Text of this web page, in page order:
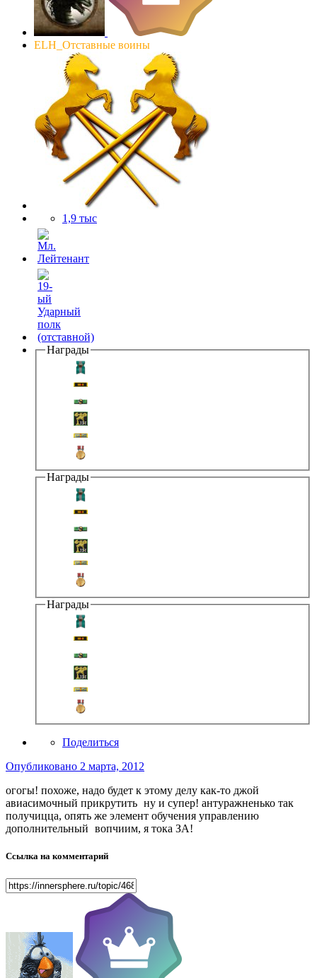
ELH_Отставные воины
1,9 тыс
Награды
Награды
Награды
Поделиться
Опубликовано 2 марта, 2012
огогы! похоже, надо будет к этому делу как-то джой
авиасимочный прикрутить ну и супер! антуражненько так
получицца, опять же элемент обучения управлению
дополнительный вопчиим, я тока ЗА!
Ссылка на комментарий